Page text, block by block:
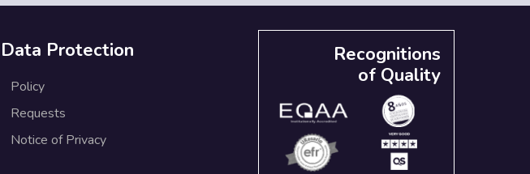
Data Protection
Policy
Requests
Notice of Privacy
Recognitions
of Quality